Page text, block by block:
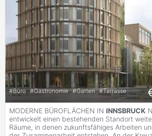
#Büro #Gastronomie #Garten #Terrasse
MODERNE BÜROFLÄCHEN IN INNSBRUCK
entwickelt einen bestehenden Standort
Räume, in denen zukunftsfähiges Arbeiten